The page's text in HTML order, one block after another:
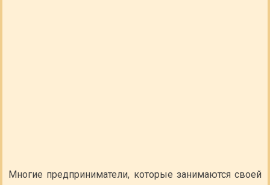
Многие предприниматели, которые занимаются своей